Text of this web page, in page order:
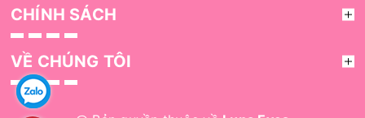
CHÍNH SÁCH
VỀ CHÚNG TÔI